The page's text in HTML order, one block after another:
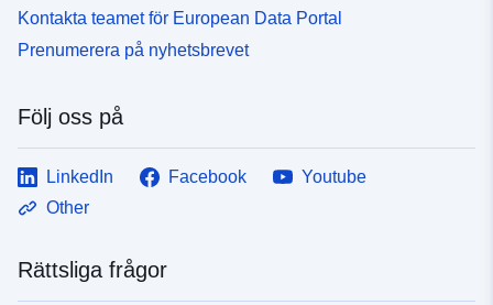
Kontakta teamet för European Data Portal
Prenumerera på nyhetsbrevet
Följ oss på
LinkedIn Facebook
Youtube
Other
Rättsliga frågor